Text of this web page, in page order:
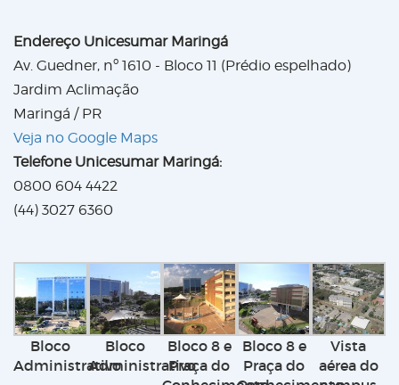
Endereço Unicesumar Maringá
Av. Guedner, nº 1610 - Bloco 11 (Prédio espelhado)
Jardim Aclimação
Maringá / PR
Veja no Google Maps
Telefone Unicesumar Maringá:
0800 604 4422
(44) 3027 6360
Bloco
Administrativo
Bloco
Administrativo
Bloco 8 e
Praça do
Bloco 8 e
Praça do
Vista
aérea do